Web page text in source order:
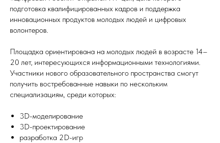
подготовка квалифицированных кадров и поддержка
инновационных продуктов молодых людей и цифровых
волонтеров.
Площадка ориентирована на молодых людей в возрасте 14–
20 лет, интересующихся информационными технологиями.
Участники нового образовательного пространства смогут
получить востребованные навыки по нескольким
специализациям, среди которых:
3D-моделирование
3D-проектирование
разработка 2D-игр